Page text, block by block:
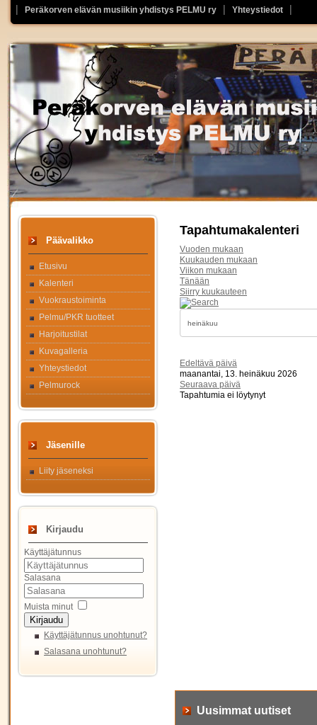
Peräkorven elävän musiikin yhdistys PELMU ry Yhteystiedot
Päävalikko
Etusivu
Kalenteri
Vuokraustoiminta
Pelmu/PKR tuotteet
Harjoitustilat
Kuvagalleria
Yhteystiedot
Pelmurock
Jäsenille
Liity jäseneksi
Kirjaudu
Käyttäjätunnus
Salasana
Muista minut
Kirjaudu
Käyttäjätunnus unohtunut?
Salasana unohtunut?
Tapahtumakalenteri
Vuoden mukaan
Kuukauden mukaan
Viikon mukaan
Tänään
Siirry kuukauteen
Edeltävä päivä
maanantai, 13. heinäkuu 2026
Seuraava päivä
Tapahtumia ei löytynyt
Uusimmat uutiset